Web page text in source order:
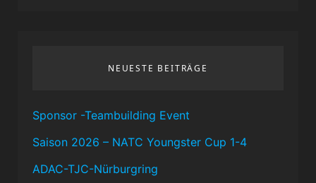
NEUESTE BEITRÄGE
Sponsor -Teambuilding Event
Saison 2026 – NATC Youngster Cup 1-4
ADAC-TJC-Nürburgring